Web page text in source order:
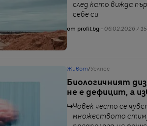
след като вижда
себе си
от profit.bg - 06.02.2026 /
Живот/Уелнес
Биологичният
не е дефицит, а
Човек често се
множеството